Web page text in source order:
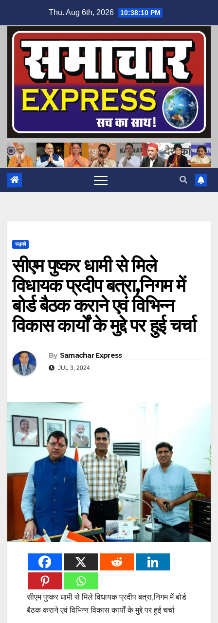
content
Thu. Aug 6th, 2026 10:38:11 PM
रूड़की
सीएम पुष्कर धामी से मिले
विधायक प्रदीप बत्रा,निगम में
बोर्ड बैठक कराने एवं विभिन्न
विकास कार्यों के मुद्दे पर हुई चर्चा
By Samachar Express
JUL 3, 2024
सीएम पुष्कर धामी से मिले विधायक प्रदीप बत्रा,निगम में बोर्ड
बैठक कराने एवं विभिन्न विकास कार्यों के मुद्दे पर हुई चर्चा